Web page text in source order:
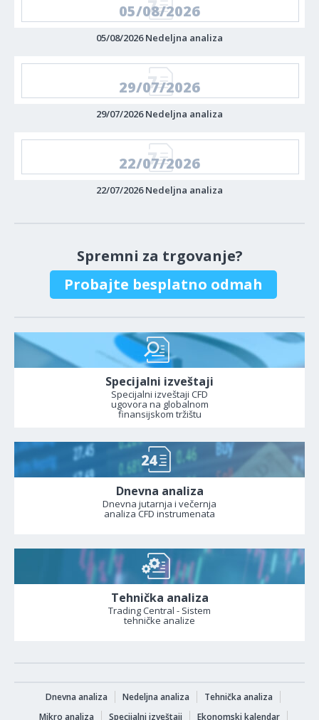
05/08/2026
05/08/2026 Nedeljna analiza
29/07/2026
29/07/2026 Nedeljna analiza
22/07/2026
22/07/2026 Nedeljna analiza
Spremni za trgovanje?
Probajte besplatno odmah
Specijalni izveštaji
Specijalni izveštaji CFD
ugovora na globalnom
finansijskom tržištu
Dnevna analiza
Dnevna jutarnja i večernja
analiza CFD instrumenata
Tehnička analiza
Trading Central - Sistem
tehničke analize
Dnevna analiza Nedeljna analiza
Tehnička analiza
Mikro analiza
Specijalni izveštaji Ekonomski kalendar